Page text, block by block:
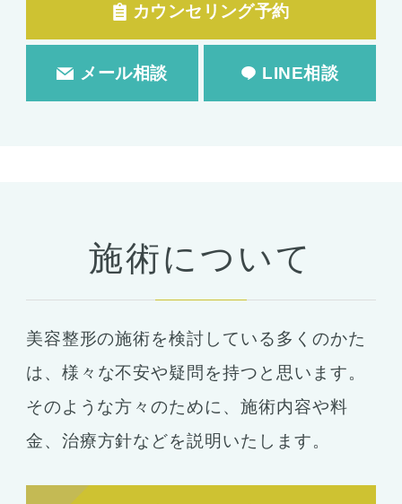
脂肪吸引 脂肪注入
目の整形
二重まぶた・目の整形
眼瞼下垂 目頭切開
目尻切開
下瞼開大（グラマラスライン）
上まぶたのたるみ取り
下まぶたのたるみ取り
カウンセリング予約
メール相談 LINE相談
施術について
美容整形の施術を検討している多くのかた
は、 様々な不安や疑問を持つと思います。
そのような方々のために、施術内容や料
金、 治療方針などを説明いたします。